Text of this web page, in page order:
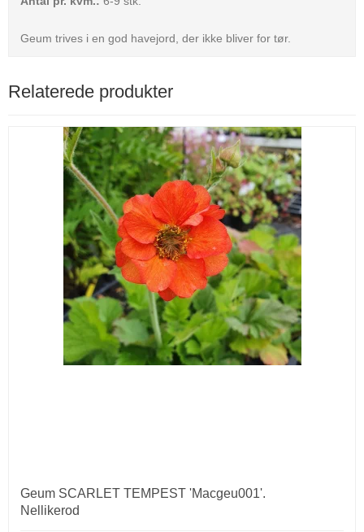
Geum trives i en god havejord, der ikke bliver for tør.
Relaterede produkter
Geum SCARLET TEMPEST 'Macgeu001'.
Nellikerod